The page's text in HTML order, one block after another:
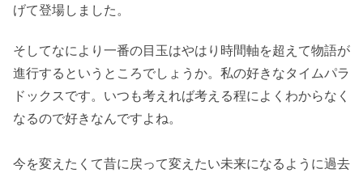
げて登場しました。
そしてなにより一番の目玉はやはり時間軸を超えて物語が
進行するというところでしょうか。私の好きなタイムパラ
ドックスです。いつも考えれば考える程によくわからなく
なるので好きなんですよね。
今を変えたくて昔に戻って変えたい未来になるように過去